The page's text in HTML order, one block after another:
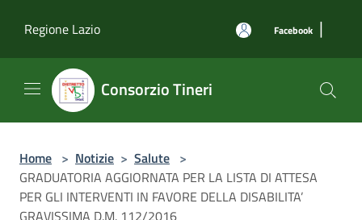
Regione Lazio
Facebook |
Consorzio Tineri
Home > Notizie > Salute >
GRADUATORIA AGGIORNATA PER LA LISTA DI ATTESA
PER GLI INTERVENTI IN FAVORE DELLA DISABILITA’
GRAVISSIMA D.M. 112/2016